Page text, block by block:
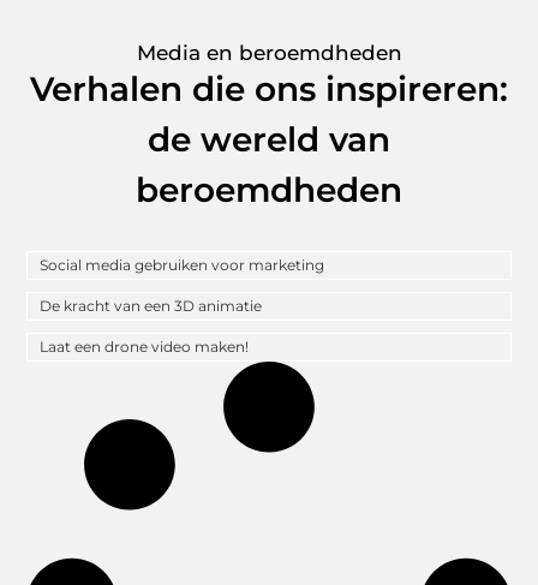
Media en beroemdheden
Verhalen die ons inspireren:
de wereld van
beroemdheden
Social media gebruiken voor marketing
De kracht van een 3D animatie
Laat een drone video maken!